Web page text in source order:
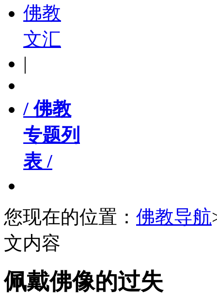
佛教
文汇
|
/ 佛教
专题列
表 /
您现在的位置： 佛教导航
文内容
佩戴佛像的过失